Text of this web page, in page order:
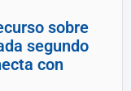
sobre
segundo
con